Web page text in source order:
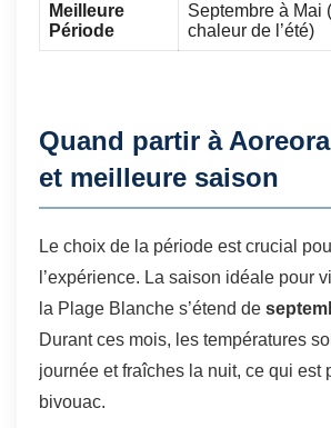
Meilleure
Période
Septembre à Mai
chaleur de l’été)
Quand partir à
et meilleure saison
Le choix de la période est crucial
l’expérience. La saison idéale pour
la Plage Blanche s’étend de
Durant ces mois, les températures
journée et fraîches la nuit, ce qui est
bivouac.